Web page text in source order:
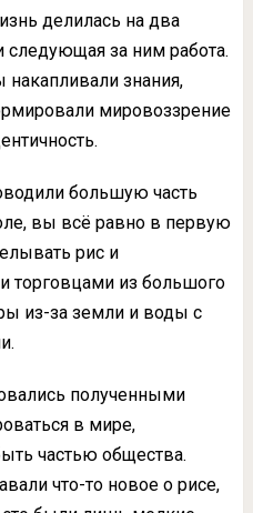
делилась на два
следующая за ним работа.
знания,
мировоззрение
большую часть
вы всё равно в первую
рис и
торговцами из большого
из-за земли и воды с
полученными
в мире,
частью общества.
что-то новое о рисе,